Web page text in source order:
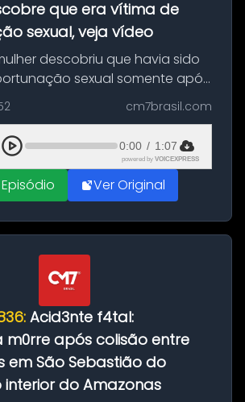
que era vítima de
sexual, veja vídeo
descobriu que havia sido
sexual somente após
que gravou enquanto
de um condomínio em
na Bahia. O c...
cm7brasil.com
0:00 / 1:07
powered by VOICEXPRESS
Ver Original
Acid3nte f4tal:
m0rre após colisão entre
em São Sebastião do
interior do Amazonas